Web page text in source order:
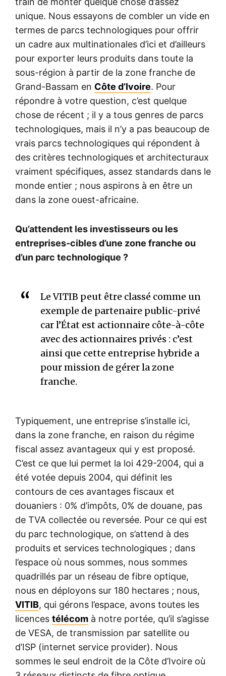
unique. Nous essayons de combler un vide en
termes de parcs technologiques pour offrir
un cadre aux multinationales d’ici et d’ailleurs
pour exporter leurs produits dans toute la
sous-région à partir de la zone franche de
Grand-Bassam en Côte d’Ivoire. Pour
répondre à votre question, c’est quelque
chose de récent ; il y a tous genres de parcs
technologiques, mais il n’y a pas beaucoup de
vrais parcs technologiques qui répondent à
des critères technologiques et architecturaux
vraiment spécifiques, assez standards dans le
monde entier ; nous aspirons à en être un
dans la zone ouest-africaine.
Qu’attendent les investisseurs ou les
entreprises-cibles d’une zone franche ou
d’un parc technologique ?
Le VITIB peut être classé comme un
exemple de partenaire public-privé
car l’État est actionnaire côte-à-côte
avec des actionnaires privés : c’est
ainsi que cette entreprise hybride a
pour mission de gérer la zone
franche.
Typiquement, une entreprise s’installe ici,
dans la zone franche, en raison du régime
fiscal assez avantageux qui y est proposé.
C’est ce que lui permet la loi 429-2004, qui a
été votée depuis 2004, qui définit les
contours de ces avantages fiscaux et
douaniers : 0% d’impôts, 0% de douane, pas
de TVA collectée ou reversée. Pour ce qui est
du parc technologique, on s’attend à des
produits et services technologiques ; dans
l’espace où nous sommes, nous sommes
quadrillés par un réseau de fibre optique,
nous en déployons sur 180 hectares ; nous,
VITIB, qui gérons l’espace, avons toutes les
licences télécom à notre portée, qu’il s’agisse
de VESA, de transmission par satellite ou
d’ISP (internet service provider). Nous
sommes le seul endroit de la Côte d’Ivoire où